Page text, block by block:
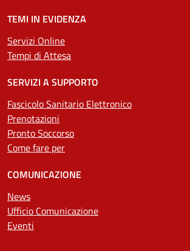
TEMI IN EVIDENZA
Servizi Online
Tempi di Attesa
SERVIZI A SUPPORTO
Fascicolo Sanitario Elettronico
Prenotazioni
Pronto Soccorso
Come fare per
COMUNICAZIONE
News
Ufficio Comunicazione
Eventi